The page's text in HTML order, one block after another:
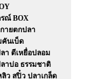
ณ์ BOX
ายตกปลา
คันเบ็ด
า ตีเหยื่อปลอม
าบ่อ ธรรมชาติ
ว สปิ๋ว ปลาเกล็ด